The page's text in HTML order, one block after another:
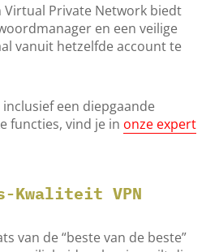
Virtual Private Network biedt
en een veilige
vanuit hetzelfde account te
een diepgaande
functies, vind je in onze expert
Kwaliteit VPN
van de “beste van de beste”